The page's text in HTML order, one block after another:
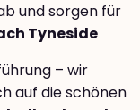
und sorgen für
Tyneside
– wir
auf die schönen